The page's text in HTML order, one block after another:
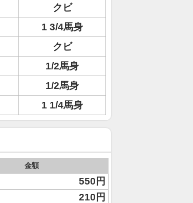
クビ
1 3/4馬身
クビ
1/2馬身
1/2馬身
1 1/4馬身
金額
550円
210円